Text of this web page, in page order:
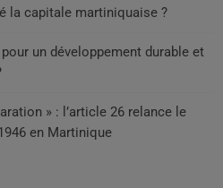
la capitale martiniquaise ?
un développement durable et
» : l’article 26 relance le
en Martinique